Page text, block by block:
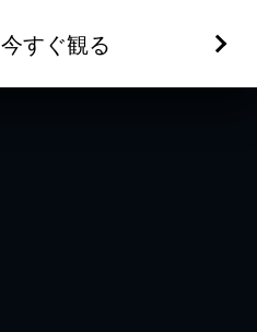
今すぐ観る